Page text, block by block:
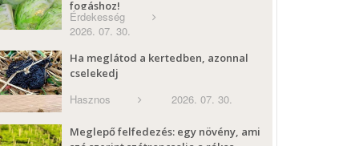
fogáshoz!
Érdekesség
2026. 07. 30.
Ha meglátod a kertedben, azonnal
cselekedj
Hasznos 2026. 07. 30.
Meglepő felfedezés: egy növény, ami